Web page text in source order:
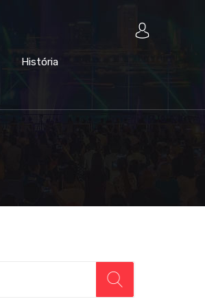
História